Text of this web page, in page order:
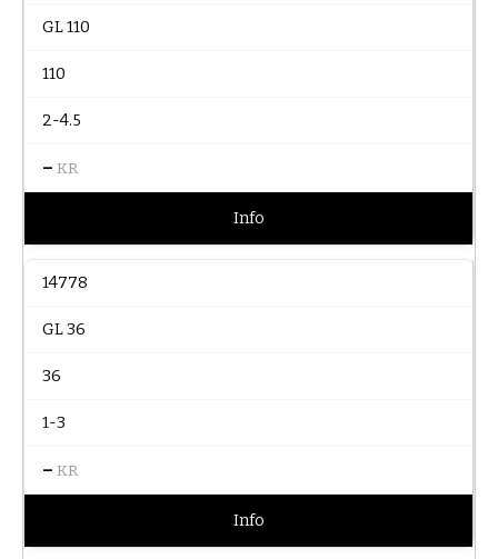
GL 110
110
2-4.5
– KR
Info
14778
GL 36
36
1-3
– KR
Info